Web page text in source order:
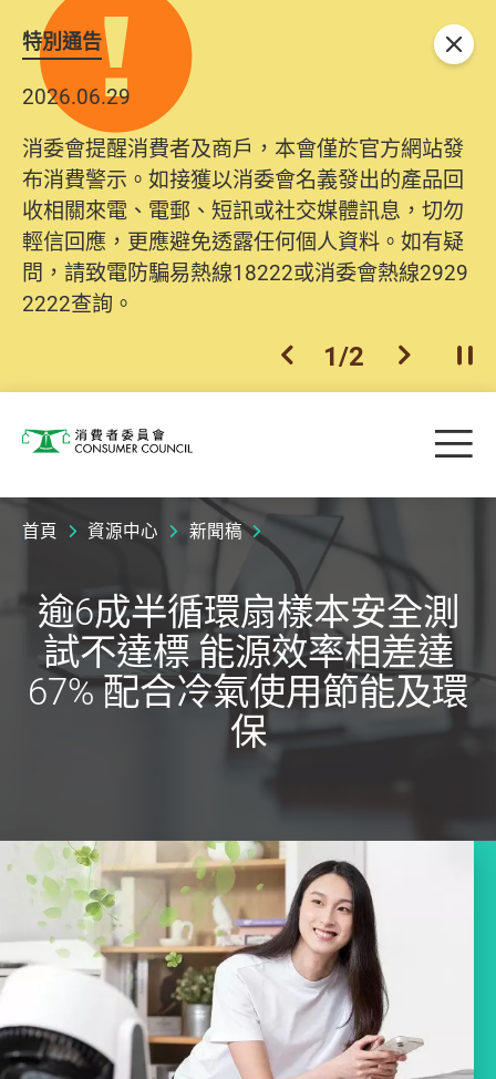
特別通告
2026.06.29
消委會提醒消費者及商戶，本會僅於官方網站發
布消費警示。如接獲以消委會名義發出的產品回
收相關來電、電郵、短訊或社交媒體訊息，切勿
輕信回應，更應避免透露任何個人資料。如有疑
問，請致電防騙易熱線18222或消委會熱線2929
2222查詢。
上一個
1/2 下一個開
關閉
消費者委員會 目
首頁 資源中心 新聞稿
逾6成半循環扇樣本安全測
試不達標 能源效率相差達
67% 配合冷氣使用節能及環
保